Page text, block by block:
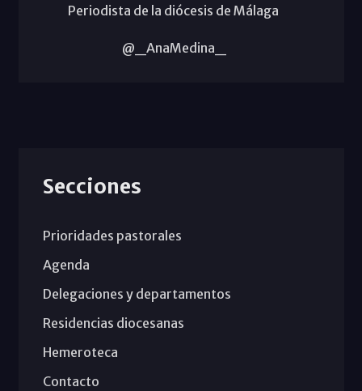
Periodista de la diócesis de Málaga
@_AnaMedina_
Secciones
Prioridades pastorales
Agenda
Delegaciones y departamentos
Residencias diocesanas
Hemeroteca
Contacto